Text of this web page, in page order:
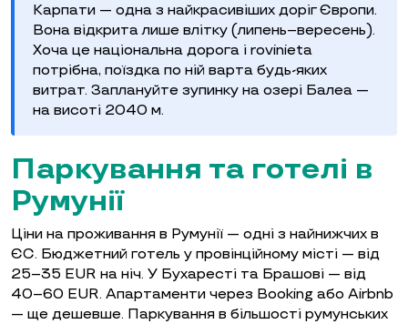
Карпати — одна з найкрасивіших доріг Європи.
Вона відкрита лише влітку (липень–вересень).
Хоча це національна дорога і rovinieta
потрібна, поїздка по ній варта будь-яких
витрат. Заплануйте зупинку на озері Балеа —
на висоті 2040 м.
Паркування та готелі в
Румунії
Ціни на проживання в Румунії — одні з найнижчих в
ЄС. Бюджетний готель у провінційному місті — від
25–35 EUR на ніч. У Бухаресті та Брашові — від
40–60 EUR. Апартаменти через Booking або Airbnb
— ще дешевше. Паркування в більшості румунських